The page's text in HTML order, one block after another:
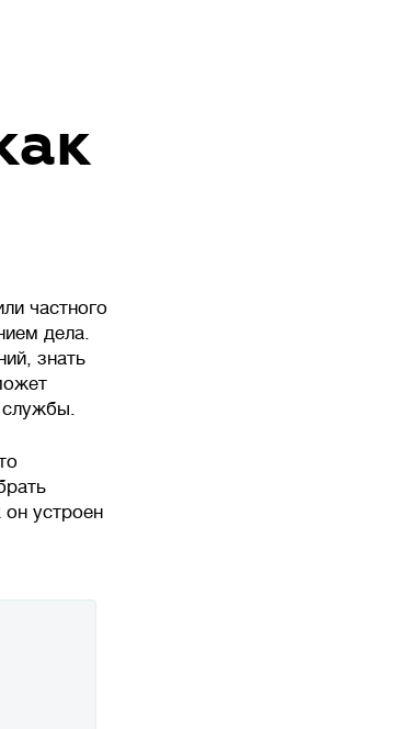
частного
дела.
знать
службы.
он устроен